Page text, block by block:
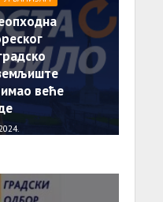
веће